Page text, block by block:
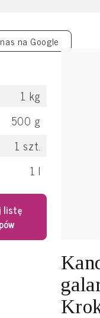
na Google
1 kg
500 g
1 szt.
1 l
listę